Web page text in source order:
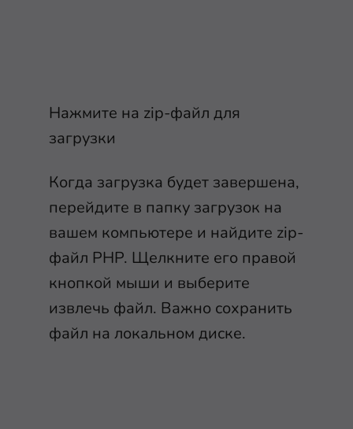
Нажмите на zip-файл для
загрузки
Когда загрузка будет завершена,
перейдите в папку загрузок на
вашем компьютере и найдите zip-
файл PHP. Щелкните его правой
кнопкой мыши и выберите
извлечь файл. Важно сохранить
файл на локальном диске.